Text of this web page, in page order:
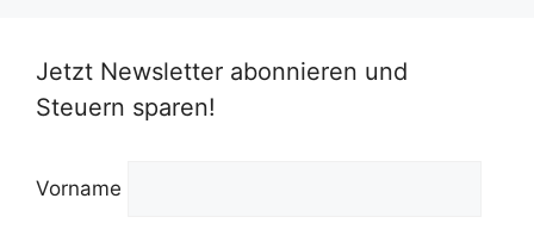
Jetzt Newsletter abonnieren und
Steuern sparen!
Vorname